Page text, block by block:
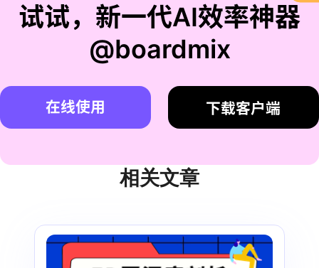
试试，新一代AI效率神器
@boardmix
在线使用 下载客户端
相关文章